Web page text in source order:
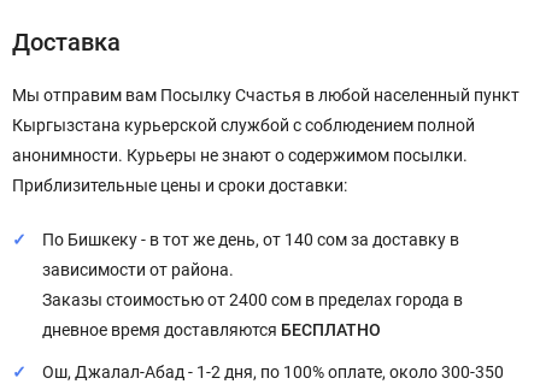
Доставка
Мы отправим вам Посылку Счастья в любой населенный пункт
Кыргызстана курьерской службой с соблюдением полной
анонимности. Курьеры не знают о содержимом посылки.
Приблизительные цены и сроки доставки:
По Бишкеку - в тот же день, от 140 сом за доставку в
зависимости от района.
Заказы стоимостью от 2400 сом в пределах города в
дневное время доставляются БЕСПЛАТНО
Ош, Джалал-Абад - 1-2 дня, по 100% оплате, около 300-350